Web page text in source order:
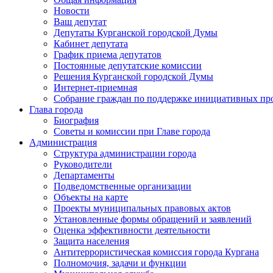
Новости
Ваш депутат
Депутаты Курганской городской Думы
Кабинет депутата
График приема депутатов
Постоянные депутатские комиссии
Решения Курганской городской Думы
Интернет-приемная
Собрание граждан по поддержке инициативных
Глава города
Биография
Советы и комиссии при Главе города
Администрация
Структура администрации города
Руководители
Департаменты
Подведомственные организации
Объекты на карте
Проекты муниципальных правовых актов
Установленные формы обращений и заявлений
Оценка эффективности деятельности
Защита населения
Антитеррористическая комиссия города Кургана
Полномочия, задачи и функции